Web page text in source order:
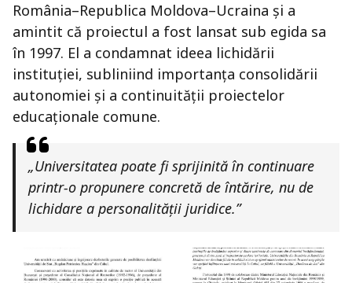
România–Republica Moldova–Ucraina și a
amintit că proiectul a fost lansat sub egida sa
în 1997. El a condamnat ideea lichidării
instituției, subliniind importanța consolidării
autonomiei și a continuității proiectelor
educaționale comune.
„Universitatea poate fi sprijinită în continuare
printr-o propunere concretă de întărire, nu de
lichidare a personalității juridice.”